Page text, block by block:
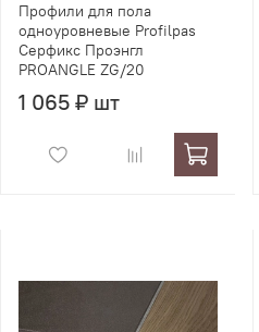
Профили для пола
одноуровневые Profilpas
Серфикс Проэнгл
PROANGLE ZG/20
1 065 ₽ шт